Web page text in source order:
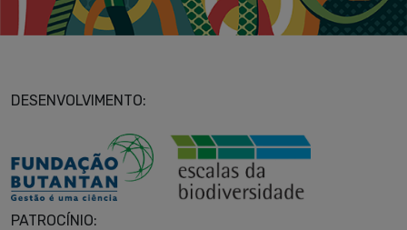
DESENVOLVIMENTO:
PATROCÍNIO: